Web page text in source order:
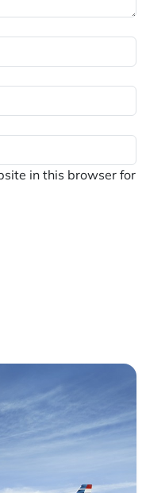
in this browser for